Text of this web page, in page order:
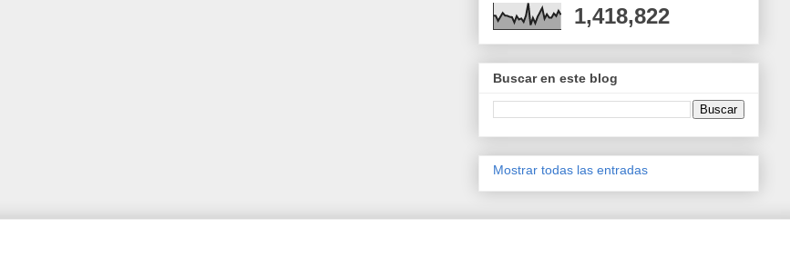
1,418,822
Buscar en este blog
Mostrar todas las entradas